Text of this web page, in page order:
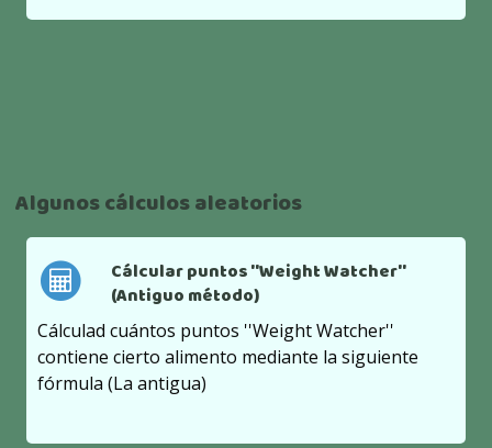
Algunos cálculos aleatorios
Cálcular puntos ''Weight Watcher''
(Antiguo método)
Cálculad cuántos puntos ''Weight Watcher''
contiene cierto alimento mediante la siguiente
fórmula (La antigua)